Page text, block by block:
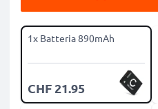
1x Batteria 890mAh
CHF 21.95